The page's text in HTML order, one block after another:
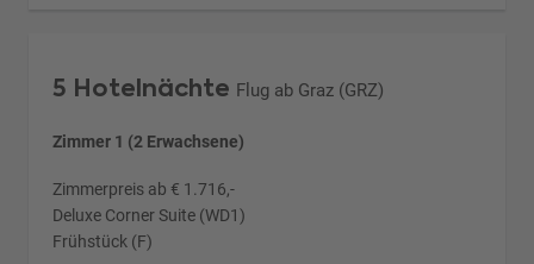
5 Hotelnächte Flug ab Graz (GRZ)
Zimmer 1 (2 Erwachsene)
Zimmerpreis ab € 1.716,-
Deluxe Corner Suite (WD1)
Frühstück (F)